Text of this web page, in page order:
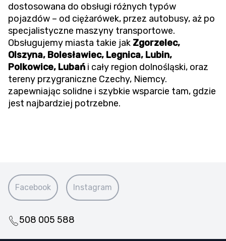
dostosowana do obsługi różnych typów
pojazdów – od ciężarówek, przez autobusy, aż po
specjalistyczne maszyny transportowe.
Obsługujemy miasta takie jak Zgorzelec,
Olszyna, Bolesławiec, Legnica, Lubin,
Polkowice, Lubań i cały region dolnośląski, oraz
tereny przygraniczne Czechy, Niemcy.
zapewniając solidne i szybkie wsparcie tam, gdzie
jest najbardziej potrzebne.
Facebook Instagram
508 005 588